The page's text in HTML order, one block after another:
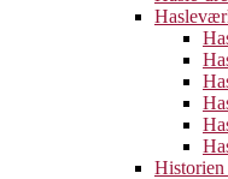
Historien